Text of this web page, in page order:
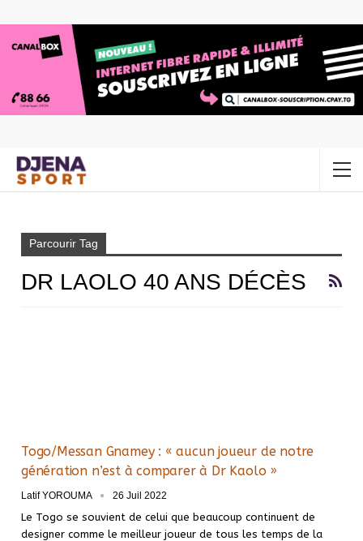
Parcourir Tag
DR LAOLO 40 ANS DÉCÈS
Togo/Messan Gnamey : « aucun joueur de notre
génération n’est à comparer à Dr Kaolo »
Latif YOROUMA 26 Juil 2022
Le Togo se souvient de celui que beaucoup continuent de
designer comme le meilleur joueur de tous les temps de la